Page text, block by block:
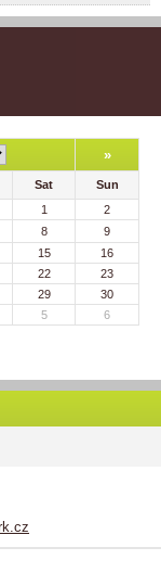
»
Sat
Sun
1
2
8
9
15
16
22
23
29
30
5 6